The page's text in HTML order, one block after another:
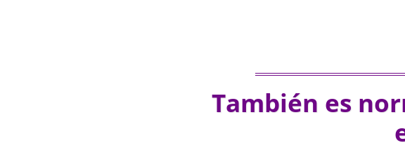
También es